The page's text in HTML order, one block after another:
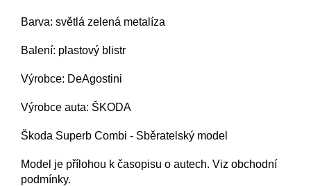
Barva: světlá zelená metalíza
Balení: plastový blistr
Výrobce: DeAgostini
Výrobce auta: ŠKODA
Škoda Superb Combi - Sběratelský model
Model je přílohou k časopisu o autech. Viz obchodní
podmínky.